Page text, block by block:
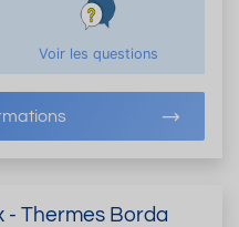
Voir les questions
- Thermes Borda